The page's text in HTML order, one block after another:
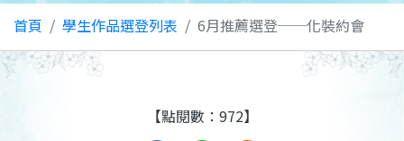
首頁 學生作品選登列表 6月推薦選登──化裝約會
【點閱數：972】